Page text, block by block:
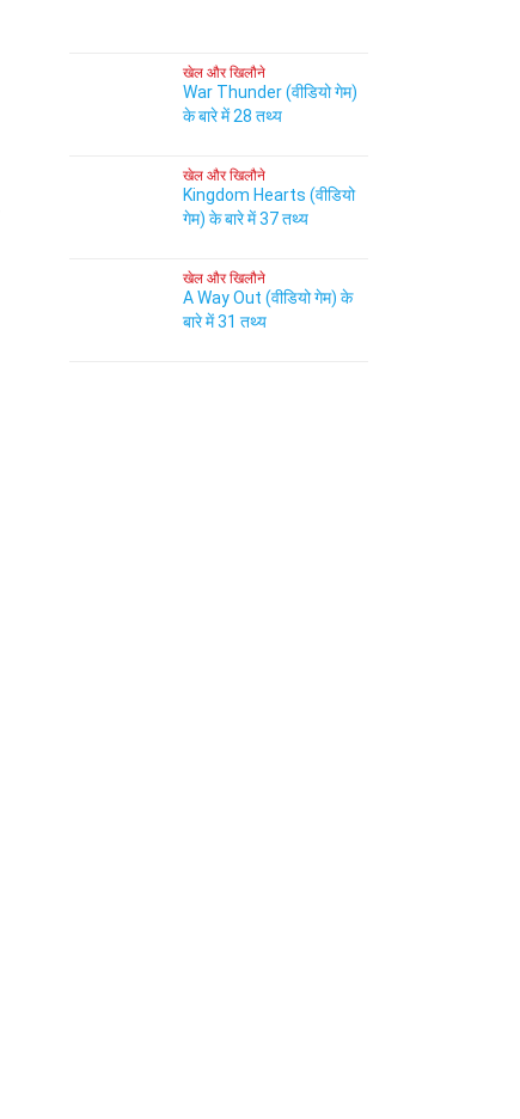
खेल और खिलौने
War Thunder (वीडियो गेम)
के बारे में 28 तथ्य
खेल और खिलौने
Kingdom Hearts (वीडियो
गेम) के बारे में 37 तथ्य
खेल और खिलौने
A Way Out (वीडियो गेम) के
बारे में 31 तथ्य